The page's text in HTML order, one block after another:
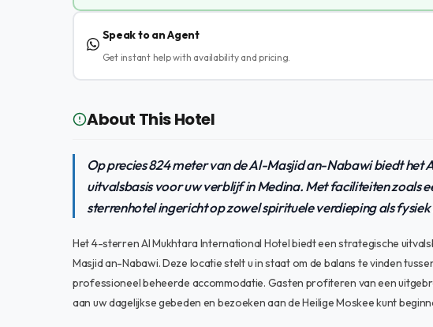
Speak to an Agent
Get instant help with availability and pricing.
About This Hotel
Op precies 824 meter van de Al-Masjid an-Nabawi biedt
uitvalsbasis voor uw verblijf in Medina. Met faciliteiten zoals
sterrenhotel ingericht op zowel spirituele verdieping als fysiek
Het 4-sterren Al Mukhtara International Hotel biedt een strategische
Masjid an-Nabawi. Deze locatie stelt u in staat om de balans te vinden
professioneel beheerde accommodatie. Gasten profiteren van een
aan uw dagelijkse gebeden en bezoeken aan de Heilige Moskee kunt